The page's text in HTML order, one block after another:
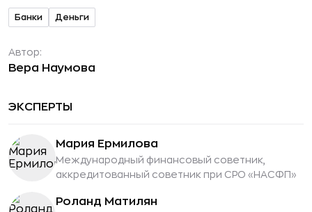
Банки Деньги
Автор:
Вера Наумова
ЭКСПЕРТЫ
Мария Ермилова
Международный финансовый советник,
аккредитованный советник при СРО «НАСФП»
Роланд Матилян